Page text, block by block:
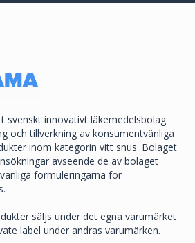
svenskt innovativt läkemedelsbolag
och tillverkning av konsumentvänliga
inom kategorin vitt snus. Bolaget
avseende de av bolaget
formuleringarna för
säljs under det egna varumärket
label under andras varumärken.